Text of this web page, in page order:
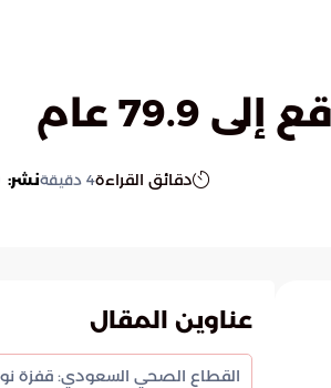
عام
دقائق القراءة4 دقيقةنشر:
عناوين المقال